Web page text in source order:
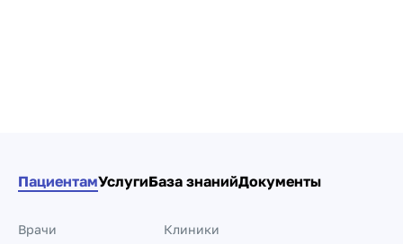
ПациентамУслугиБаза знанийДокументы
Врачи
Клиники